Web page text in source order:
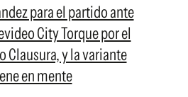
para el partido ante
City Torque por el
Clausura, y la variante
en mente